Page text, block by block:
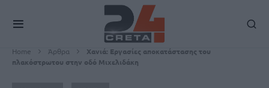
Home Άρθρα
Χανιά: Εργασίες αποκατάστασης του
πλακόστρωτου στην οδό Μιχελιδάκη